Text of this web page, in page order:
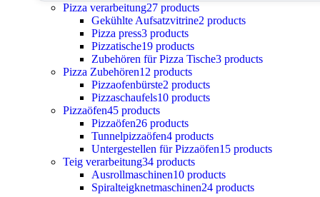
Pizza verarbeitung27 products
Gekühlte Aufsatzvitrine2 products
Pizza press3 products
Pizzatische19 products
Zubehören für Pizza Tische3 products
Pizza Zubehören12 products
Pizzaofenbürste2 products
Pizzaschaufels10 products
Pizzaöfen45 products
Pizzaöfen26 products
Tunnelpizzaöfen4 products
Untergestellen für Pizzaöfen15 products
Teig verarbeitung34 products
Ausrollmaschinen10 products
Spiralteigknetmaschinen24 products